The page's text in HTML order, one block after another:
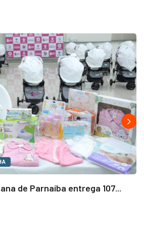
de Parnaíba entrega 107...